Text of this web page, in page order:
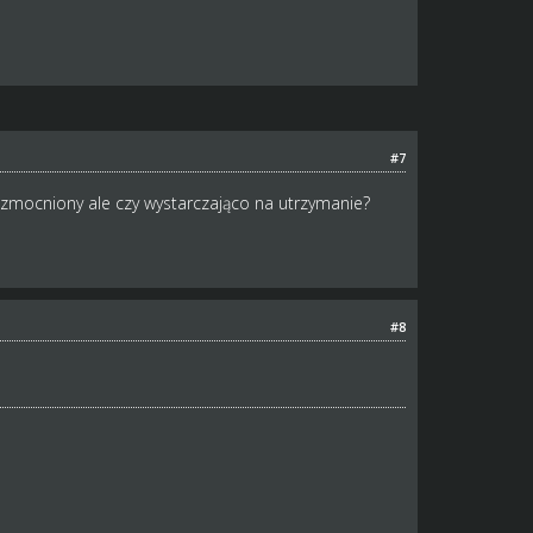
#7
ale czy wystarczająco na utrzymanie?
#8